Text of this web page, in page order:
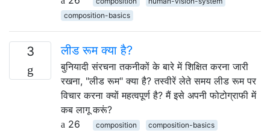
composition-basics
3 लीड रूम क्या है?
बुनियादी संरचना तकनीकों के बारे में शिक्षित करना जारी
रखना, "लीड रूम" क्या है? तस्वीरें लेते समय लीड रूम पर
विचार करना क्यों महत्वपूर्ण है? मैं इसे अपनी फोटोग्राफी में
कब लागू करूं?
26
composition composition-basics